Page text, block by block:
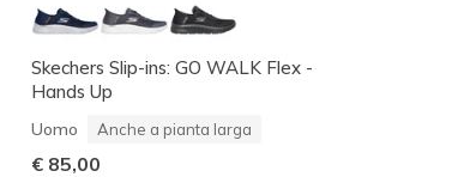
Skechers Slip-ins: GO WALK Flex -
Hands Up
Uomo Anche a pianta larga
€ 85,00